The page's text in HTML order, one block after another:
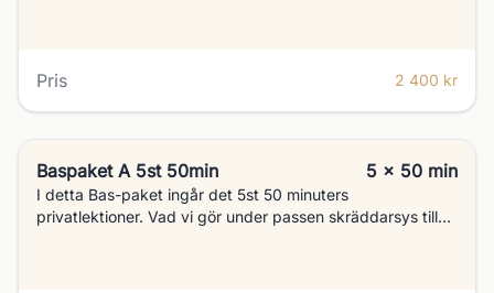
Pris 2 400 kr
Baspaket A 5st 50min 5 x 50 min
I detta Bas-paket ingår det 5st 50 minuters
privatlektioner. Vad vi gör under passen skräddarsys till